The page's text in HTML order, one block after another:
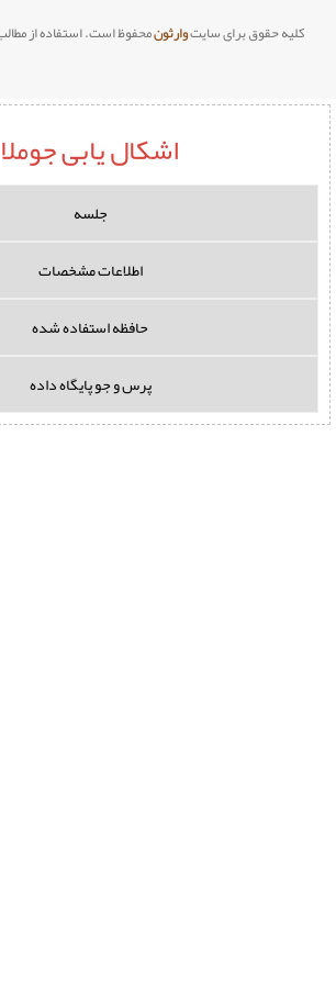
وارثونمحفوظ است. استفاده از مطالب بدون ذکر منبع، منع شرعی
اشکال یابی جوملا